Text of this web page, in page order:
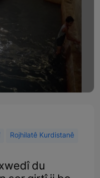
Rojhilatê Kurdistanê
du